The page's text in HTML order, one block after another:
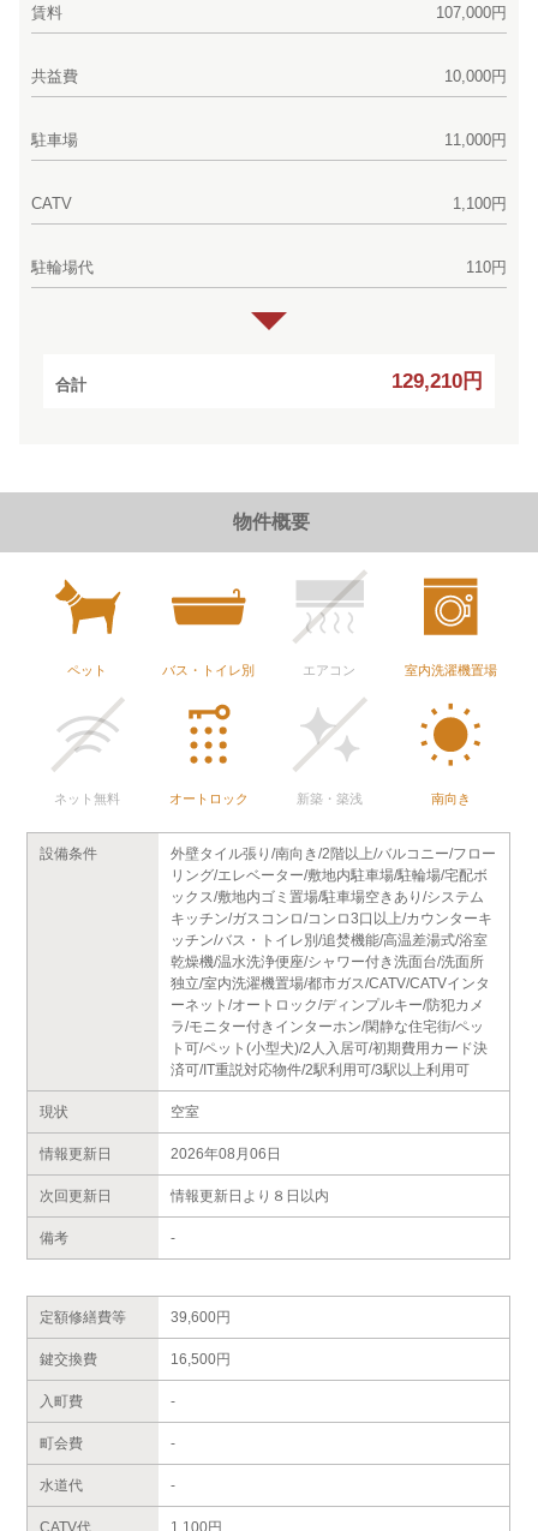
賃料 107,000円
共益費 10,000円
駐車場 11,000円
CATV 1,100円
駐輪場代 110円
合計 129,210円
物件概要
ペット バス・トイレ別 エアコン 室内洗濯機置場
ネット無料 オートロック 新築・築浅 南向き
設備条件
外壁タイル張り/南向き/2階以上/バルコニー/フロー
リング/エレベーター/敷地内駐車場/駐輪場/宅配ボ
ックス/敷地内ゴミ置場/駐車場空きあり/システム
キッチン/ガスコンロ/コンロ3口以上/カウンターキ
ッチン/バス・トイレ別/追焚機能/高温差湯式/浴室
乾燥機/温水洗浄便座/シャワー付き洗面台/洗面所
独立/室内洗濯機置場/都市ガス/CATV/CATVインタ
ーネット/オートロック/ディンプルキー/防犯カメ
ラ/モニター付きインターホン/閑静な住宅街/ペッ
ト可/ペット(小型犬)/2人入居可/初期費用カード決
済可/IT重説対応物件/2駅利用可/3駅以上利用可
現状 空室
情報更新日 2026年08月06日
次回更新日 情報更新日より８日以内
備考 -
定額修繕費等 39,600円
鍵交換費 16,500円
入町費 -
町会費 -
水道代 -
CATV代 1,100円